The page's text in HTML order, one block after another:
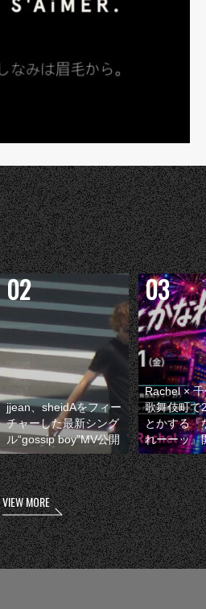
jjean、sheidAをフィー
チャーした最新シング
ル“gossip boy”MV公開
Rachel ×
歌舞伎町で
とかする『
れーーッ』
VIEW MORE